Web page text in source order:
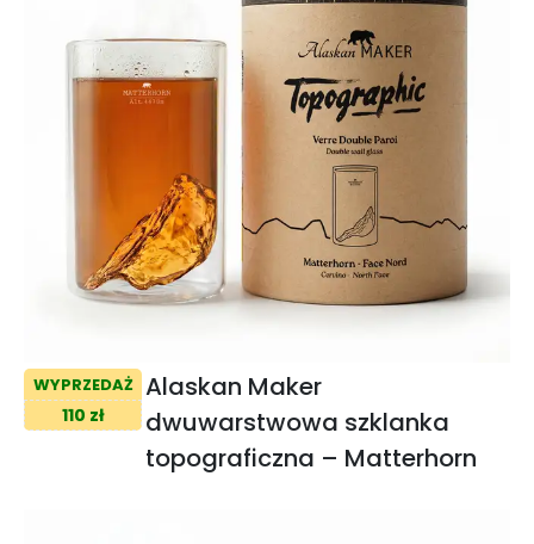
WYPRZEDAŻ
110 zł
Alaskan Maker
dwuwarstwowa szklanka
topograficzna – Matterhorn